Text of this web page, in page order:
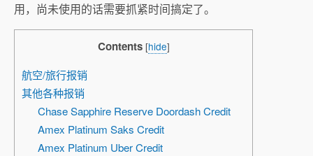
用，尚未使用的话需要抓紧时间搞定了。
Contents [hide]
航空/旅行报销
其他各种报销
Chase Sapphire Reserve Doordash Credit
Amex Platinum Saks Credit
Amex Platinum Uber Credit